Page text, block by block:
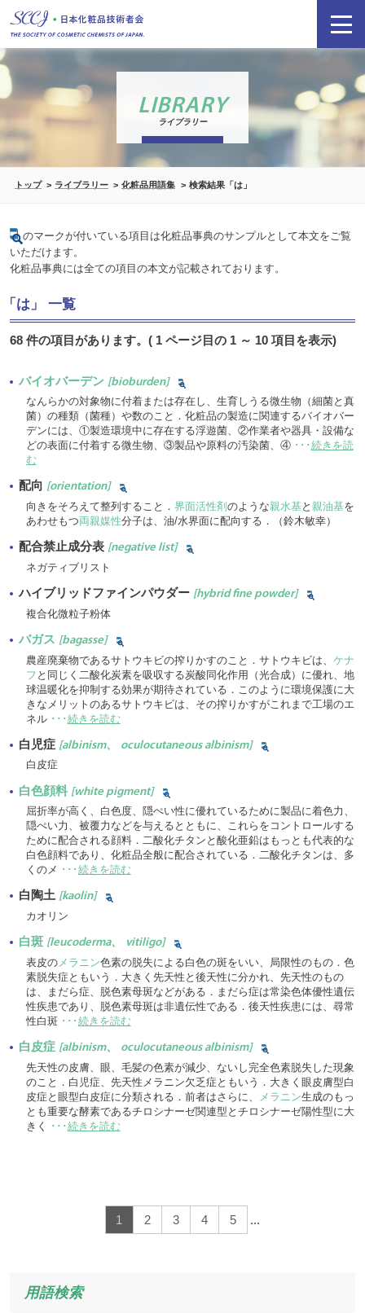
LIBRARY
ライブラリー
トップ ライブラリー 化粧品用語集 検索結果「は」
のマークが付いている項目は化粧品事典のサンプルとして本文をご覧
いただけます。
化粧品事典には全ての項目の本文が記載されております。
「は」 一覧
68 件の項目があります。( 1 ページ目の 1 ～ 10 項目を表示)
バイオバーデン [bioburden]
なんらかの対象物に付着または存在し、生育しうる微生物（細菌と真
菌）の種類（菌種）や数のこと．化粧品の製造に関連するバイオバー
デンには、①製造環境中に存在する浮遊菌、②作業者や器具・設備な
どの表面に付着する微生物、③製品や原料の汚染菌、④ ･･･ 続きを読
む
配向 [orientation]
向きをそろえて整列すること． 界面活性剤 のような親水基と 親油基を
あわせもつ両親媒性分子は、油/水界面に配向する．（鈴木敏幸）
配合禁止成分表 [negative list]
ネガティブリスト
ハイブリッドファインパウダー [hybrid fine powder]
複合化微粒子粉体
バガス [bagasse]
農産廃棄物であるサトウキビの搾りかすのこと．サトウキビは、 ケナ
フ と同じく二酸化炭素を吸収する炭酸同化作用（光合成）に優れ、地
球温暖化を抑制する効果が期待されている．このように環境保護に大
きなメリットのあるサトウキビは、その搾りかすがこれまで工場のエ
ネル ･･･ 続きを読む
白児症 [albinism、 oculocutaneous albinism]
白皮症
白色顔料 [white pigment]
屈折率が高く、白色度、隠ぺい性に優れているために製品に着色力、
隠ぺい力、被覆力などを与えるとともに、これらをコントロールする
ために配合される顔料．二酸化チタンと酸化亜鉛はもっとも代表的な
白色顔料であり、化粧品全般に配合されている．二酸化チタンは、多
くのメ ･･･ 続きを読む
白陶土 [kaolin]
カオリン
白斑 [leucoderma、 vitiligo]
表皮のメラニン色素の脱失による白色の斑をいい、局限性のもの．色
素脱失症ともいう．大きく先天性と後天性に分かれ、先天性のもの
は、まだら症、脱色素母斑などがある．まだら症は常染色体優性遺伝
性疾患であり、脱色素母斑は非遺伝性である．後天性疾患には、尋常
性白斑 ･･･ 続きを読む
白皮症 [albinism、 oculocutaneous albinism]
先天性の皮膚、眼、毛髪の色素が減少、ないし完全色素脱失した現象
のこと．白児症、先天性メラニン欠乏症ともいう．大きく眼皮膚型白
皮症と眼型白皮症に分類される．前者はさらに、
メラニン生成のもっ
とも重要な酵素であるチロシナーゼ関連型とチロシナーゼ陽性型に大
きく
･･･ 続きを読む
1 2 3 4 5 ...
用語検索